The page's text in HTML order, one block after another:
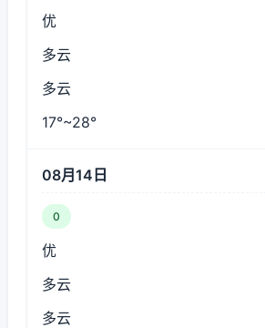
优
多云
多云
17°~28°
08月14日
0
优
多云
多云